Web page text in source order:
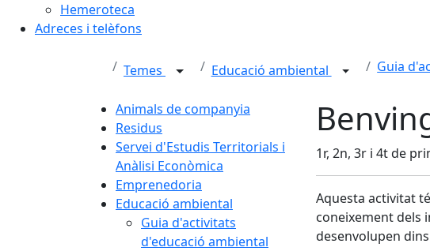
Hemeroteca
Adreces i telèfons
Temes Educació ambiental Guia
Animals de companyia
Residus
Servei d'Estudis Territorials i
Anàlisi Econòmica
Emprenedoria
Educació ambiental
Guia d'activitats
d'educació ambiental
1r, 2n, 3r i 4t de
Aquesta activitat
coneixement dels
desenvolupen